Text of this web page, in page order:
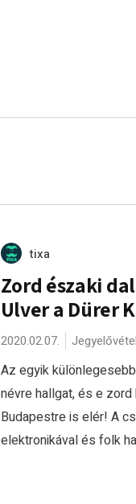
tixa
Zord északi
Ulver a Dürer
2020.02.07. Jegyelővétel
Az egyik
névre hallgat, és e
Budapestre is elér! A
elektronikával és folk